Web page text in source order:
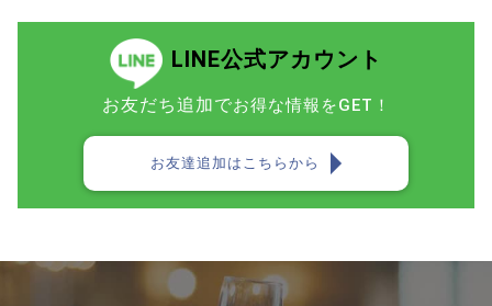
LINE公式アカウント
お友だち追加でお得な情報をGET！
お友達追加はこちらから